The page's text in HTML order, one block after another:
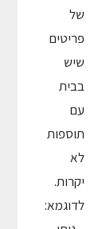
של
פריטים
שיש
בבית
עם
תוספות
לא
יקרות.
לדוגמא: